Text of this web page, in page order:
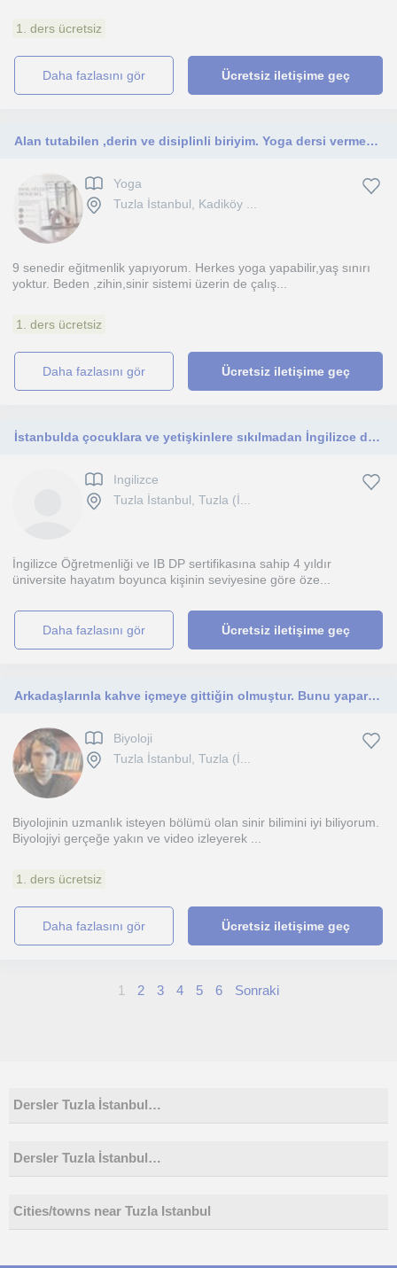
1. ders ücretsiz
daha fazlasını gör Ücretsiz iletişime geç
Alan tutabilen ,derin ve disiplinli biriyim. Yoga dersi vermek ,aynı zaman da onu hayatında da eyleme geçirmektir
Yoga
Tuzla İstanbul, Kadiköy ...
9 senedir eğitmenlik yapıyorum. Herkes yoga yapabilir,yaş sınırı
yoktur. Beden ,zihin,sinir sistemi üzerin de çalış...
1. ders ücretsiz
daha fazlasını gör Ücretsiz iletişime geç
İstanbulda çocuklara ve yetişkinlere sıkılmadan İngilizce dilini öğretmeye çalışan bir İngilizce Öğretmeniyim.
Ingilizce
Tuzla İstanbul, Tuzla (İ...
İngilizce Öğretmenliği ve IB DP sertifikasına sahip 4 yıldır
üniversite hayatım boyunca kişinin seviyesine göre öze...
daha fazlasını gör Ücretsiz iletişime geç
Arkadaşlarınla kahve içmeye gittiğin olmuştur. Bunu yaparken ne kadar iyi hissettiğin veya enerjinin nasıl olduğu biyolojidir.
Biyoloji
Tuzla İstanbul, Tuzla (İ...
Biyolojinin uzmanlık isteyen bölümü olan sinir bilimini iyi biliyorum.
Biyolojiyi gerçeğe yakın ve video izleyerek ...
1. ders ücretsiz
daha fazlasını gör Ücretsiz iletişime geç
1 2 3 4 5 6 Sonraki
Dersler Tuzla İstanbul…
Dersler Tuzla İstanbul…
Cities/towns near Tuzla Istanbul